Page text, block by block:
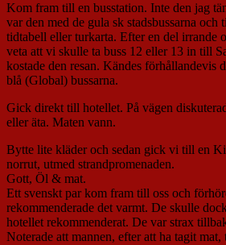
Kom fram till en busstation. Inte den jag
var den med de gula sk stadsbussarna och
tidtabell eller turkarta. Efter en del irrande
veta att vi skulle ta buss 12 eller 13 in till
kostade den resan. Kändes förhållandevis
blå (Global) bussarna.
Gick direkt till hotellet. På vägen
eller äta. Maten vann.
Bytte lite kläder och sedan gick vi till en
norrut, utmed strandpromenaden.
Gott, Öl & mat.
Ett svenskt par kom fram till oss och
rekommenderade det varmt. De skulle
hotellet rekommenderat. De var strax
Noterade att mannen, efter att ha tagit mat,